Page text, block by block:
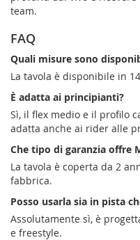
team.
FAQ
Quali misure sono
La tavola è disponibile in
È adatta ai principianti?
Sì, il flex medio e il profilo
adatta anche ai rider alle
Che tipo di garanzia offre
La tavola è coperta da 2
fabbrica.
Posso usarla sia in pista
Assolutamente sì, è
e freestyle.